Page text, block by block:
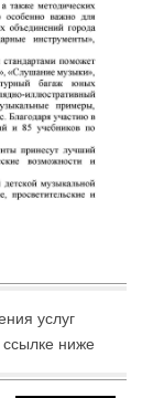
услуг
ссылке ниже